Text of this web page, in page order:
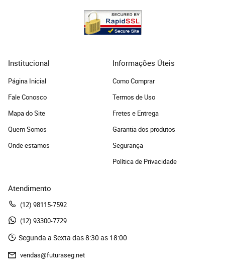
Institucional
Página Inicial
Fale Conosco
Mapa do Site
Quem Somos
Onde estamos
Informações Úteis
Como Comprar
Termos de Uso
Fretes e Entrega
Garantia dos produtos
Segurança
Política de Privacidade
Atendimento
(12) 98115-7592
(12) 93300-7729
Segunda a Sexta das 8:30 as 18:00
vendas@futuraseg.net